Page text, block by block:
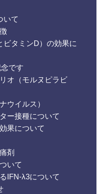
いて
ビタミンD）の効果に
です
オ（モルヌピラビ
ウイルス）
ー接種について
果について
剤
いて
IFN-λ3について